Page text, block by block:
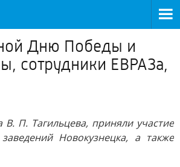
Дню Победы и
сотрудники ЕВРАЗа,
П. Тагильцева, приняли участие
Новокузнецка, а также